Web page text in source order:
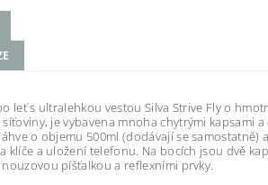
leť s ultralehkou vestou Silva Strive Fly o
je vybavena mnoha chytrými kapsami
o objemu 500ml (dodávají se samostatně)
klíče a uložení telefonu. Na bocích jsou dvě
píšťalkou a reflexními prvky.